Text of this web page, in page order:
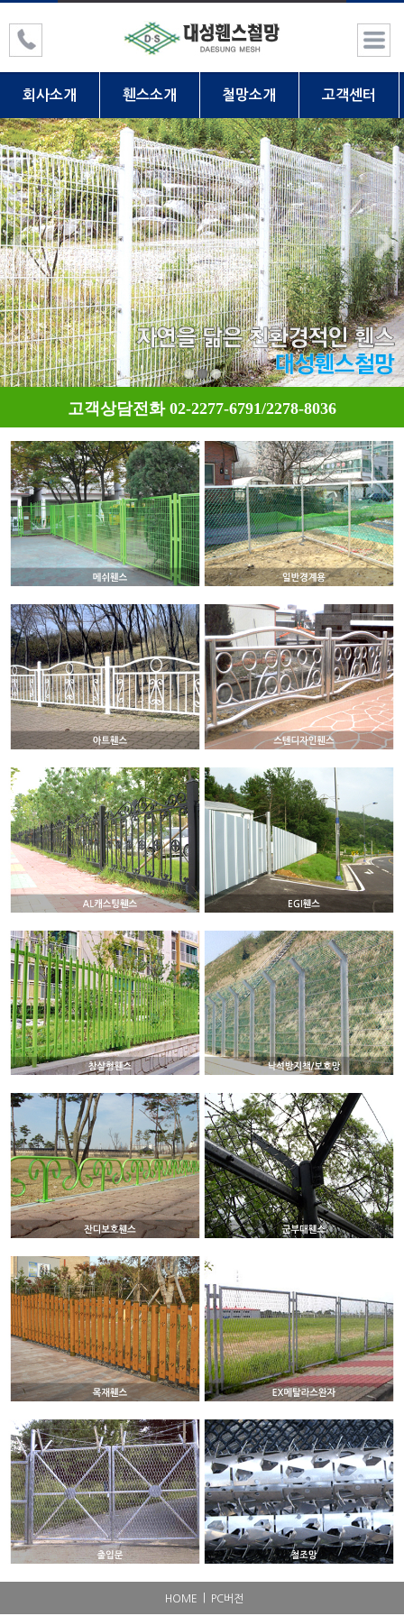
회사소개 휀스소개 철망소개 고객센터
고객상담전화 02-2277-6791/2278-8036
HOME PC버전